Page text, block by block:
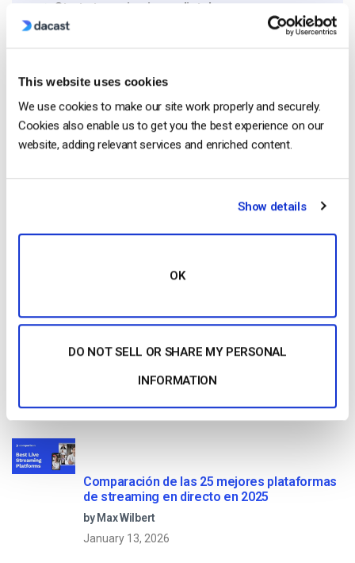
This website uses cookies
We use cookies to make our site work properly and securely.
Cookies also enable us to get you the best experience on our
website, adding relevant services and enriched content.
Show details
OK
DO NOT SELL OR SHARE MY PERSONAL
INFORMATION
Start streaming immediately
No credit card required
Read Next
OTT Full Form – El presente y el futuro de los
Fomente el compromiso de los empleados
con las comunicaciones corporativas en
by Max Wilbert
Comparación de las 25 mejores plataformas
de streaming en directo en 2025
by Max Wilbert
January 13, 2026